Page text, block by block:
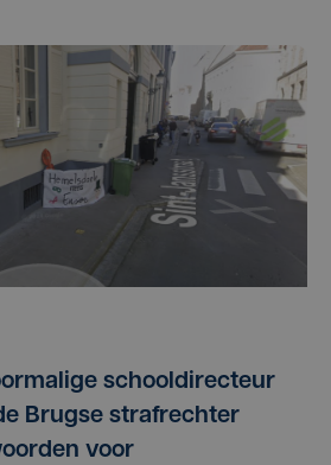
schooldirecteur
Brugse strafrechter
voor